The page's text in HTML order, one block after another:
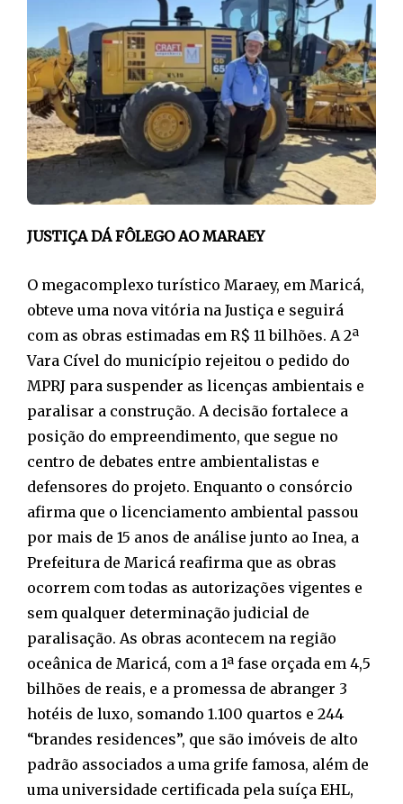
JUSTIÇA DÁ FÔLEGO AO MARAEY
O megacomplexo turístico Maraey, em Maricá,
obteve uma nova vitória na Justiça e seguirá
com as obras estimadas em R$ 11 bilhões. A 2ª
Vara Cível do município rejeitou o pedido do
MPRJ para suspender as licenças ambientais e
paralisar a construção. A decisão fortalece a
posição do empreendimento, que segue no
centro de debates entre ambientalistas e
defensores do projeto. Enquanto o consórcio
afirma que o licenciamento ambiental passou
por mais de 15 anos de análise junto ao Inea, a
Prefeitura de Maricá reafirma que as obras
ocorrem com todas as autorizações vigentes e
sem qualquer determinação judicial de
paralisação. As obras acontecem na região
oceânica de Maricá, com a 1ª fase orçada em 4,5
bilhões de reais, e a promessa de abranger 3
hotéis de luxo, somando 1.100 quartos e 244
“brandes residences”, que são imóveis de alto
padrão associados a uma grife famosa, além de
uma universidade certificada pela suíça EHL,